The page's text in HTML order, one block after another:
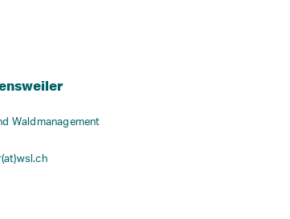
Waldmanagement
.ch